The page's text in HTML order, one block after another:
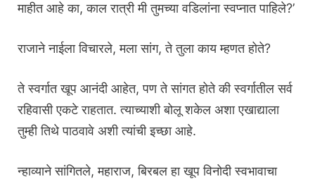
माहीत आहे का, काल रात्री मी तुमच्या वडिलांना स्वप्नात पाहिले?’
राजाने नाईला विचारले, मला सांग, ते तुला काय म्हणत होते?
ते स्वर्गात खूप आनंदी आहेत, पण ते सांगत होते की स्वर्गातील सर्व
रहिवासी एकटे राहतात. त्याच्याशी बोलू शकेल अशा एखाद्याला
तुम्ही तिथे पाठवावे अशी त्यांची इच्छा आहे.
न्हाव्याने सांगितले, महाराज, बिरबल हा खूप विनोदी स्वभावाचा